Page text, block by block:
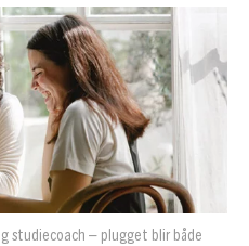
studiecoach – plugget blir både